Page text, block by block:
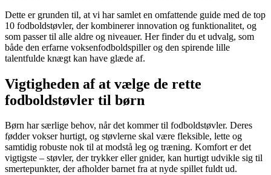
Dette er grunden til, at vi har samlet en omfattende guide med de top
10 fodboldstøvler, der kombinerer innovation og funktionalitet, og
som passer til alle aldre og niveauer. Her finder du et udvalg, som
både den erfarne voksenfodboldspiller og den spirende lille
talentfulde knægt kan have glæde af.
Vigtigheden af at vælge de rette
fodboldstøvler til børn
Børn har særlige behov, når det kommer til fodboldstøvler. Deres
fødder vokser hurtigt, og støvlerne skal være fleksible, lette og
samtidig robuste nok til at modstå leg og træning. Komfort er det
vigtigste – støvler, der trykker eller gnider, kan hurtigt udvikle sig til
smertepunkter, der afholder barnet fra at nyde spillet fuldt ud.